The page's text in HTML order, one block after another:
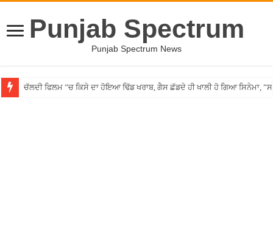
Punjab Spectrum
Punjab Spectrum News
ਚੱਲਦੀ ਫਿਲਮ ”ਚ ਕਿਸੇ ਦਾ ਹੋਇਆ ਢਿੱਡ ਖਰਾਬ, ਗੈਸ ਛੱਡਦੇ ਹੀ ਖਾਲੀ ਹੋ ਗਿਆ ਸਿਨੇਮਾ,